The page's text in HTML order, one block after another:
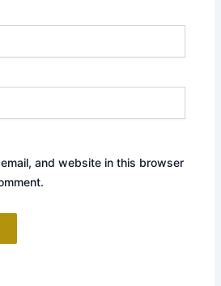
and website in this browser